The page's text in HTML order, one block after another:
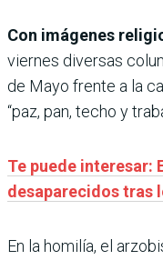
Con imágenes
viernes diversas
de Mayo frente a la
“paz, pan, techo y
Te puede interesar:
desaparecidos tras
En la homilía, el